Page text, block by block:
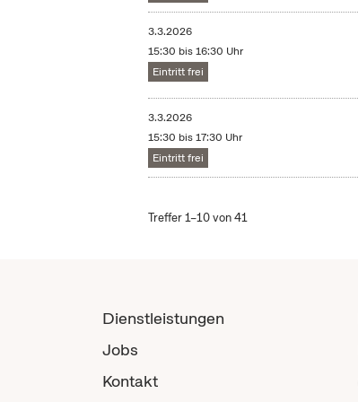
3.3.2026
15:30 bis 16:30 Uhr
Eintritt frei
3.3.2026
15:30 bis 17:30 Uhr
Eintritt frei
Treffer 1–10 von 41
Dienstleistungen
Jobs
Kontakt